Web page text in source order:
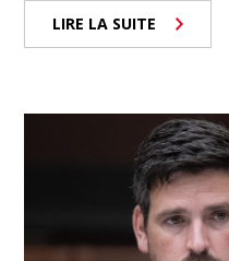
LIRE LA SUITE